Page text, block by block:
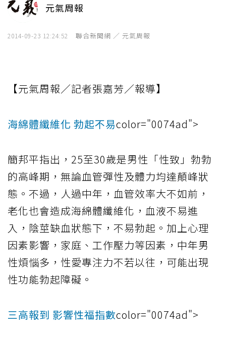
元氣周報
2014-09-23 12:24:52 聯合新聞網 ／ 元氣周報
【元氣周報／記者張嘉芳／報導】
海綿體纖維化 勃起不易color="0074ad">
簡邦平指出，25至30歲是男性「性致」勃勃
的高峰期，無論血管彈性及體力均達顛峰狀
態。不過，人過中年，血管效率大不如前，
老化也會造成海綿體纖維化，血液不易進
入，陰莖缺血狀態下，不易勃起。加上心理
因素影響，家庭、工作壓力等因素，中年男
性煩惱多，性愛專注力不若以往，可能出現
性功能勃起障礙。
三高報到 影響性福指數color="0074ad">